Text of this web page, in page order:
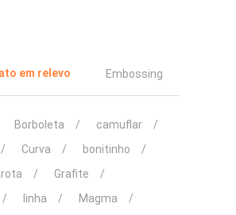
em relevo Embossing
Borboleta
camuflar
Curva
bonitinho
Grafite
linha
Magma